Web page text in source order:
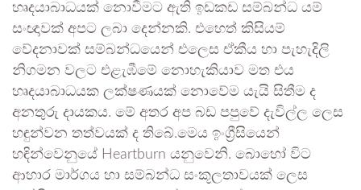
හෘදයාබාධයක් නොවීමට ඇති ඉඩකඩ සම්බන්ධ යම්
සංඥාවක් අපට ලබා දෙන්නකි. එහෙත් කිසියම්
වේදනාවක් සම්බන්ධයෙන් එලෙස ඒකීය හා පැහැදිලි
නිගමන වලට එළැඹීමේ නොහැකියාව මත එය
හෘදයාබාධයක ලක්ෂණයක් නොවේම යැයි සිතීම ද
අනතුරු දායකය. මේ අතර අප බඩ පපුවේ දැවිල්ල ලෙස
හඳුන්වන තත්වයක් ද තිබේ.මෙය ඉංග්‍රීසියෙන්
හඳින්වෙනුයේ Heartburn යනුවෙනි. බොහෝ විට
ආහාර මාර්ගය හා සම්බන්ධ සංකූලතාවයක් ලෙස